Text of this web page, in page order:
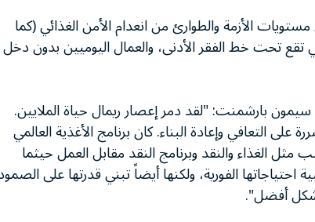
الأزمة والطوارئ من انعدام الأمن الغذائي (كما
تقع تحت خط الفقر الأدنى، والعمال اليوميين بدون دخل
بارشمنت: "لقد دمر إعصار ريمال حياة الملايين.
التعافي وإعادة البناء. كان برنامج الأغذية العالمي
الغذاء والنقد وبرنامج النقد مقابل العمل حيثما
الفورية، ولكنها أيضاً تبني قدرتها على
أفضل".